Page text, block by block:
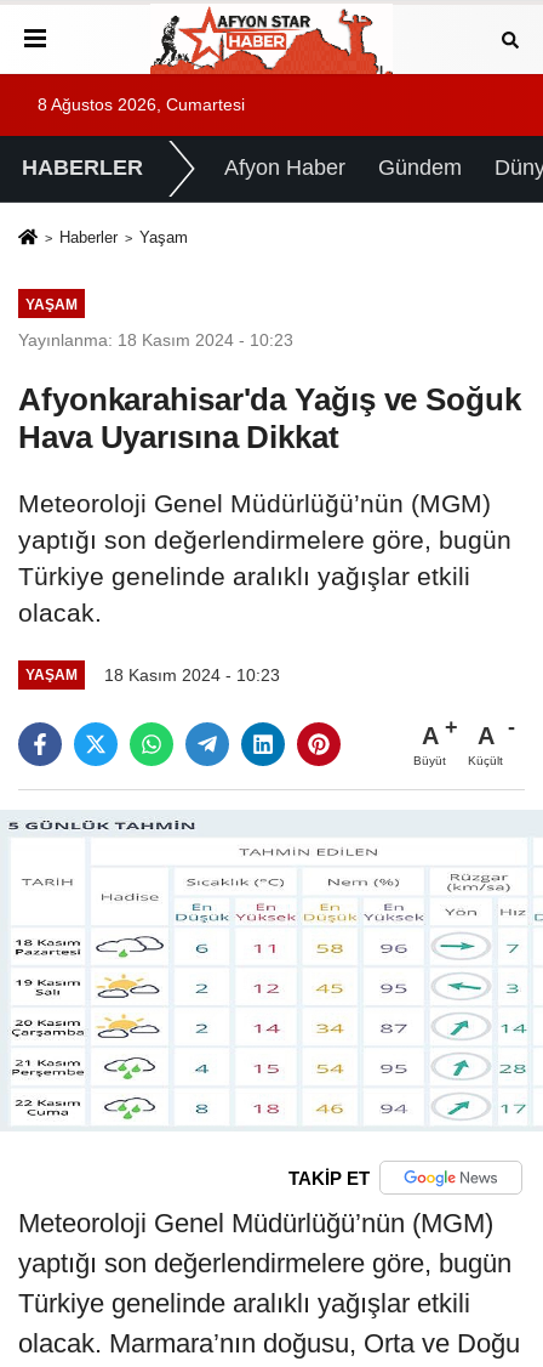
8 Ağustos 2026, Cumartesi
HABERLER Afyon Haber Gündem
Haberler Yaşam
YAŞAM
Yayınlanma: 18 Kasım 2024 - 10:23
Afyonkarahisar'da Yağış ve Soğuk
Hava Uyarısına Dikkat
Meteoroloji Genel Müdürlüğü’nün (MGM)
yaptığı son değerlendirmelere göre, bugün
Türkiye genelinde aralıklı yağışlar etkili
olacak.
YAŞAM 18 Kasım 2024 - 10:23
A
Büyüt
A
Küçült
TAKİP ET
Meteoroloji Genel Müdürlüğü’nün (MGM)
yaptığı son değerlendirmelere göre, bugün
Türkiye genelinde aralıklı yağışlar etkili
olacak. Marmara’nın doğusu, Orta ve Doğu